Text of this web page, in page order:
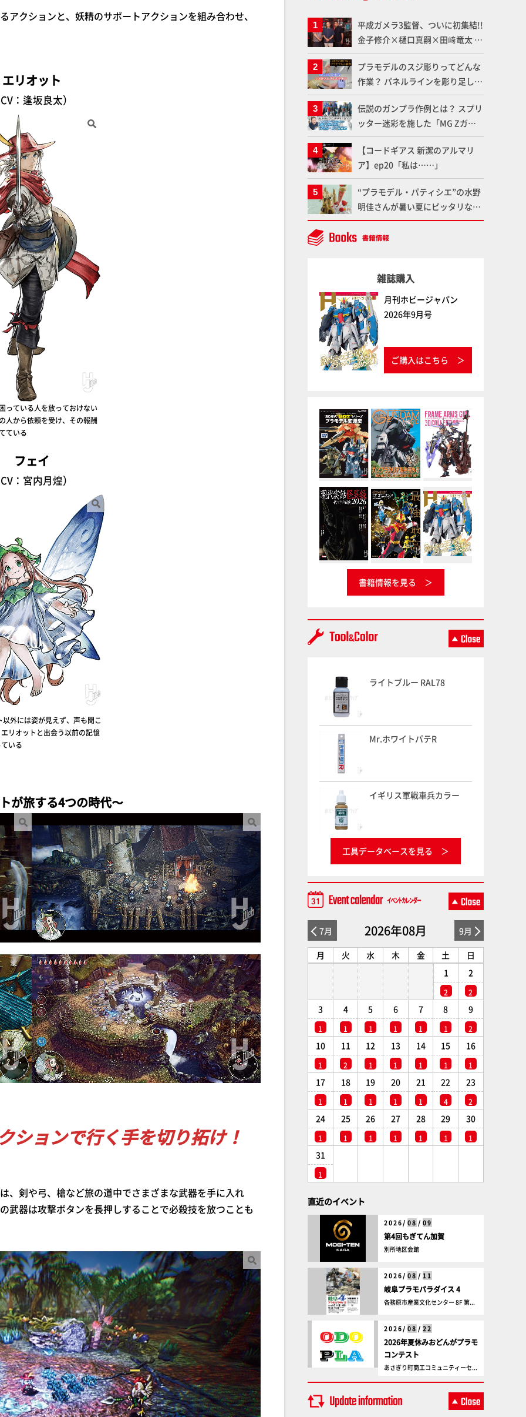
ションと、妖精のサポートアクションを組み合わせ、
エリオット
：逢坂良太）
っている人を放っておけない
人から依頼を受け、その報酬
ている
フェイ
：宮内月煌）
外には姿が見えず、声も聞こ
リオットと出会う以前の記憶
いる
が旅する4つの時代〜
ションで行く手を切り拓け！
剣や弓、槍など旅の道中でさまざまな武器を手に入れ
武器は攻撃ボタンを長押しすることで必殺技を放つことも
平成ガメラ3監督、ついに初集結!!
金子修介×樋口真嗣×田﨑竜太 4
体のガメラを未来へつなぐ特別鼎
談「ガメラ永久保存化プロジェク
ト FINAL」
プラモデルのスジ彫りってどんな
作業？ パネルラインを彫り足して
作品を映えさせよう！【いまさら
聞けないプラモデルの基礎：スジ
彫りとパネルライン】
伝説のガンプラ作例とは？ スプリ
ッター迷彩を施した「MG Zガン
ダム アムロ・レイ仕様機」をMAX
渡辺がふたたび塗る!!【試し読
み】
【コードギアス 新潔のアルマリ
ア】ep20「私は……」
“プラモデル・パティシエ”の水野
明佳さんが暑い夏にピッタリな
「リック・ディアス〜アイス
ver.〜」を製作【ガンダムフォワ
雑誌購入
月刊ホビージャパン
2026年9月号
ご購入はこちら
書籍情報を見る
ライトブルー RAL78
Mr.ホワイトパテR
イギリス軍戦車兵カラー
工具データベースを見る
7月 2026年08月 9月
月 火 水 木 金 土
日
1
2
2
2
3
1
4
1
5
1
6
1
7
1
8
1
9
2
10
1
11
2
12
1
13
1
14
1
15
1
16
1
17
1
18
1
19
1
20
1
21
1
22
4
23
2
24
1
25
1
26
1
27
1
28
1
29
1
30
1
31
1
直近のイベント
2026/ 08 / 09
第4回もぎてん加賀
別所地区会館
2026/ 08 / 11
岐阜プラモパラダイス 4
各務原市産業文化センター 8F 第...
2026/ 08 / 22
2026年夏休みおどんがプラモ
コンテスト
あさぎり町商工コミュニティーセ...